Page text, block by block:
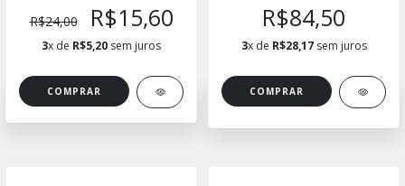
R$24,00 R$15,60
3x de R$5,20 sem juros
COMPRAR
R$84,50
3x de R$28,17sem juros